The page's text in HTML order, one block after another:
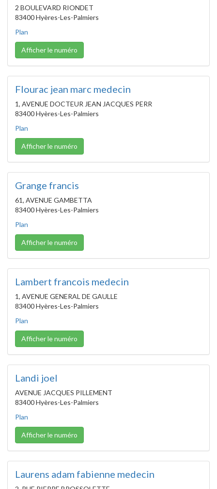
2 BOULEVARD RIONDET
83400 Hyères-Les-Palmiers
Plan
Afficher le numéro
Flourac jean marc medecin
1, AVENUE DOCTEUR JEAN JACQUES PERR
83400 Hyères-Les-Palmiers
Plan
Afficher le numéro
Grange francis
61, AVENUE GAMBETTA
83400 Hyères-Les-Palmiers
Plan
Afficher le numéro
Lambert francois medecin
1, AVENUE GENERAL DE GAULLE
83400 Hyères-Les-Palmiers
Plan
Afficher le numéro
Landi joel
AVENUE JACQUES PILLEMENT
83400 Hyères-Les-Palmiers
Plan
Afficher le numéro
Laurens adam fabienne medecin